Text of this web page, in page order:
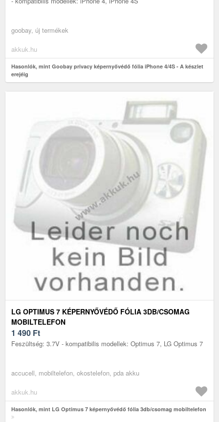
goobay, új termékek
akkuk.hu
Hasonlók, mint Goobay privacy képernyővédő fólia iPhone 4/4S - A készlet
erejéig
LG OPTIMUS 7 KÉPERNYŐVÉDŐ FÓLIA 3DB/CSOMAG
MOBILTELEFON
1 490 Ft
Feszültség: 3.7V - kompatibilis modellek: Optimus 7, LG Optimus 7
accucell, mobiltelefon, okostelefon, pda akku
akkuk.hu
Hasonlók, mint LG Optimus 7 képernyővédő fólia 3db/csomag mobiltelefon